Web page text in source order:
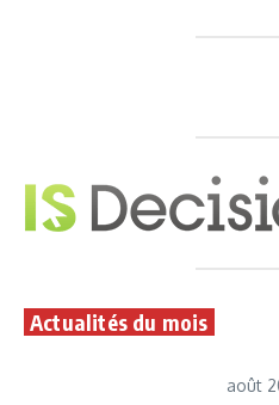
Actualités du mois
août